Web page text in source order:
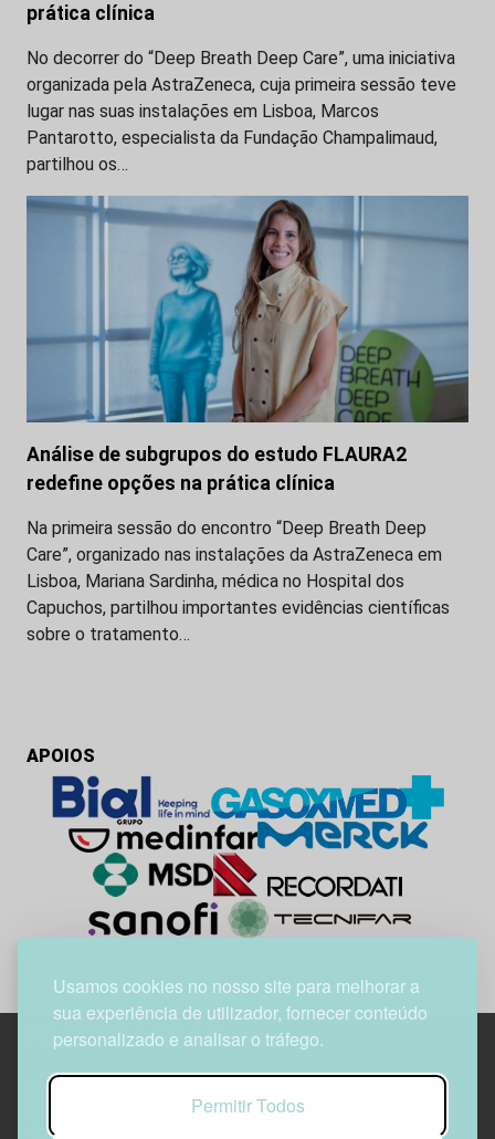
Usamos cookies no nosso site para melhorar a
sua experiência de utilizador, fornecer conteúdo
personalizado e analisar o tráfego.
Permitir Todos
prática clínica
No decorrer do “Deep Breath Deep Care”, uma iniciativa
organizada pela AstraZeneca, cuja primeira sessão teve
lugar nas suas instalações em Lisboa, Marcos
Pantarotto, especialista da Fundação Champalimaud,
partilhou os…
Análise de subgrupos do estudo FLAURA2
redefine opções na prática clínica
Na primeira sessão do encontro “Deep Breath Deep
Care”, organizado nas instalações da AstraZeneca em
Lisboa, Mariana Sardinha, médica no Hospital dos
Capuchos, partilhou importantes evidências científicas
sobre o tratamento…
APOIOS
Edif. Lisboa Oriente | Av. Infante D. Henrique, n.º 333H, esc.
1800-282 Lisboa | Portugal